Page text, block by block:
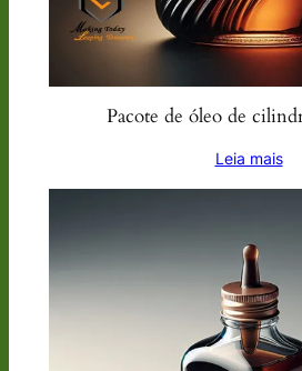
Pacote de óleo de
Leia mais